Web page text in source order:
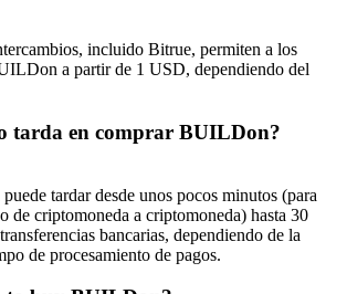
incluido Bitrue, permiten a los
a partir de 1 USD, dependiendo del
tarda en comprar BUILDon?
tardar desde unos pocos minutos (para
de criptomoneda a criptomoneda) hasta 30
bancarias, dependiendo de la
de procesamiento de pagos.